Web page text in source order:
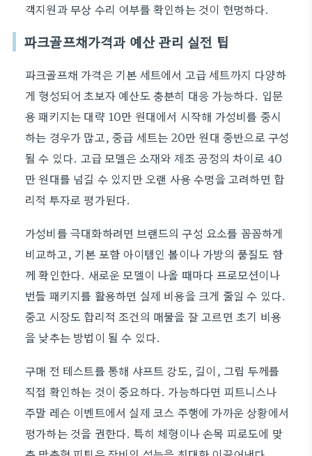
객지원과 무상 수리 여부를 확인하는 것이 현명하다.
파크골프채가격과 예산 관리 실전 팁
파크골프채 가격은 기본 세트에서 고급 세트까지 다양하
게 형성되어 초보자 예산도 충분히 대응 가능하다. 입문
용 패키지는 대략 10만 원대에서 시작해 가성비를 중시
하는 경우가 많고, 중급 세트는 20만 원대 중반으로 구성
될 수 있다. 고급 모델은 소재와 제조 공정의 차이로 40
만 원대를 넘길 수 있지만 오랜 사용 수명을 고려하면 합
리적 투자로 평가된다.
가성비를 극대화하려면 브랜드의 구성 요소를 꼼꼼하게
비교하고, 기본 포함 아이템인 볼이나 가방의 품질도 함
께 확인한다. 새로운 모델이 나올 때마다 프로모션이나
번들 패키지를 활용하면 실제 비용을 크게 줄일 수 있다.
중고 시장도 합리적 조건의 매물을 잘 고르면 초기 비용
을 낮추는 방법이 될 수 있다.
구매 전 테스트를 통해 샤프트 강도, 길이, 그립 두께를
직접 확인하는 것이 중요하다. 가능하다면 피트니스나
주말 레슨 이벤트에서 실제 코스 주행에 가까운 상황에서
평가하는 것을 권한다. 특히 체형이나 손목 피로도에 맞